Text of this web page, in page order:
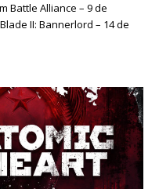
Battle Alliance – 9 de
II: Bannerlord – 14 de